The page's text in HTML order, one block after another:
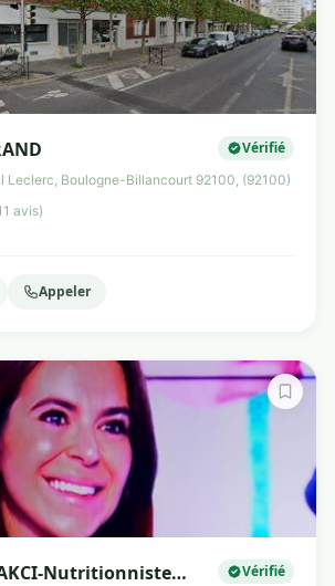
Vérifié
Leclerc, Boulogne-Billancourt 92100, (92100)
avis)
Appeler
Nutritionniste
Vérifié